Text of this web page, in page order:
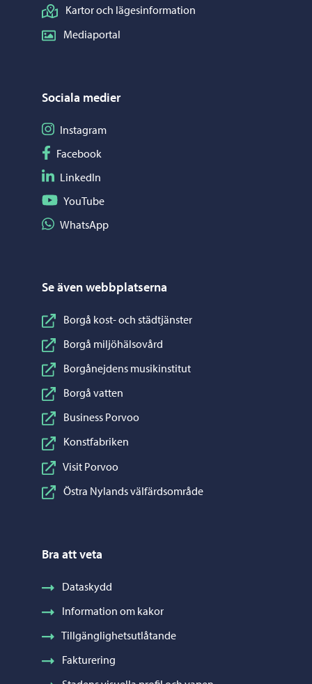
Kartor och lägesinformation
Mediaportal
Sociala medier
Följ på Instagram
Instagram
Följ på Facebook
Facebook
Följ på LinkedIn
LinkedIn
Följ på YouTube
YouTube
Dela på WhatsApp
WhatsApp
Se även webbplatserna
Borgå kost- och städtjänster
Borgå miljöhälsovård
Borgånejdens musikinstitut
Borgå vatten
Business Porvoo
Konstfabriken
Visit Porvoo
Östra Nylands välfärdsområde
Bra att veta
Dataskydd
Information om kakor
Tillgänglighetsutlåtande
Fakturering